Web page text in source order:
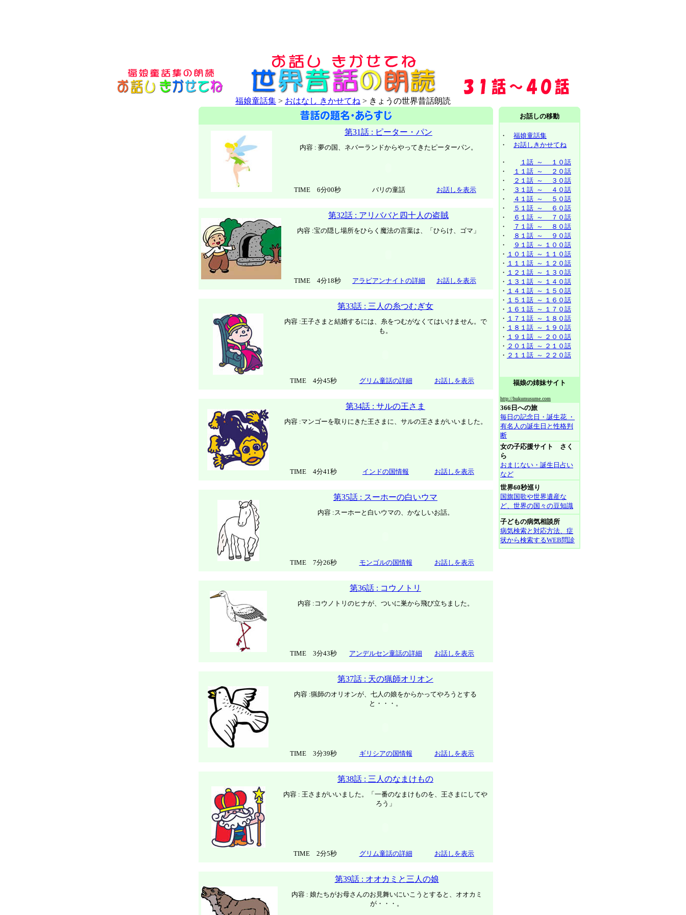
福娘童話集 > おはなし きかせてね > きょうの世界昔話朗読
第31話 : ピーター・パン
内容 : 夢の国、ネバーランドからやってきたピーターパン。
TIME 6分00秒 バリの童話 お話しを表示
第32話 : アリババと四十人の盗賊
内容 :宝の隠し場所をひらく魔法の言葉は、「ひらけ、ゴマ」
TIME 4分18秒 アラビアンナイトの詳細 お話しを表示
第33話 : 三人の糸つむぎ女
内容 :王子さまと結婚するには、糸をつむがなくてはいけません。で
も。
TIME 4分45秒 グリム童話の詳細 お話しを表示
第34話 : サルの王さま
内容 :マンゴーを取りにきた王さまに、サルの王さまがいいました。
TIME 4分41秒 インドの国情報 お話しを表示
第35話 : スーホーの白いウマ
内容 :スーホーと白いウマの、かなしいお話。
TIME 7分26秒 モンゴルの国情報 お話しを表示
第36話 : コウノトリ
内容 :コウノトリのヒナが、ついに巣から飛び立ちました。
TIME 3分43秒 アンデルセン童話の詳細 お話しを表示
第37話 : 天の猟師オリオン
内容 :猟師のオリオンが、七人の娘をからかってやろうとする
と・・・。
TIME 3分39秒 ギリシアの国情報 お話しを表示
第38話 : 三人のなまけもの
内容 : 王さまがいいました。「一番のなまけものを、王さまにしてや
ろう」
TIME 2分5秒 グリム童話の詳細 お話しを表示
第39話 : オオカミと三人の娘
内容 : 娘たちがお母さんのお見舞いにいこうとすると、オオカミ
が・・・。
お話しの移動
・ 福娘童話集
・ お話しきかせてね
・
１話 ～ １０話
・
１１話 ～ ２０話
・
２１話 ～ ３０話
・
３１話 ～ ４０話
・
４１話 ～ ５０話
・
５１話 ～ ６０話
・
６１話 ～ ７０話
・
７１話 ～ ８０話
・
８１話 ～ ９０話
・
９１話 ～ １００話
・ １０１話 ～ １１０話
・ １１１話 ～ １２０話
・ １２１話 ～ １３０話
・ １３１話 ～ １４０話
・ １４１話 ～ １５０話
・ １５１話 ～ １６０話
・ １６１話 ～ １７０話
・ １７１話 ～ １８０話
・ １８１話 ～ １９０話
・ １９１話 ～ ２００話
・ ２０１話 ～ ２１０話
・ ２１１話 ～ ２２０話
福娘の姉妹サイト
http://hukumusume.com
366日への旅
毎日の記念日・誕生花 ・
有名人の誕生日と性格判
断
女の子応援サイト さく
ら
おまじない・誕生日占い
など
世界60秒巡り
国旗国歌や世界遺産な
ど、世界の国々の豆知識
子どもの病気相談所
病気検索と対応方法、症
状から検索するWEB問診